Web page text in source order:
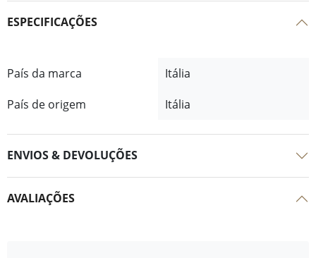
ESPECIFICAÇÕES
País da marca
Itália
País de origem
Itália
ENVIOS & DEVOLUÇÕES
AVALIAÇÕES